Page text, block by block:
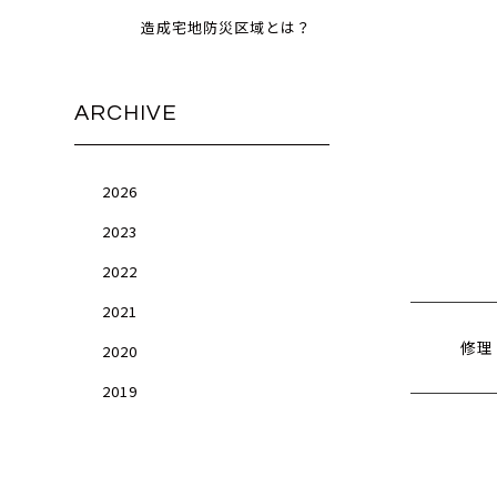
修
造成宅地防災区域とは？
ARCHIVE
2026
2023
2022
2021
2020
2019